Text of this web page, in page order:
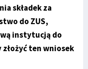
składek za
do ZUS,
instytucją do
ten wniosek